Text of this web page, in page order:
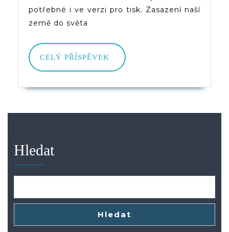
potřebné i ve verzi pro tisk. Zasazení naší
země do světa
CELÝ PŘÍSPĚVEK
CELÝ
PŘÍSPĚVEK
Hledat
Hledat